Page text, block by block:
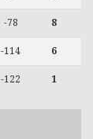
-78 8
-114 6
-122 1